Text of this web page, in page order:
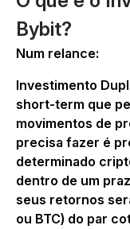
Bybit?
Num relance:
Investimento
short-term que
movimentos de
precisa fazer é
determinado
dentro de um
seus retornos
ou BTC) do par